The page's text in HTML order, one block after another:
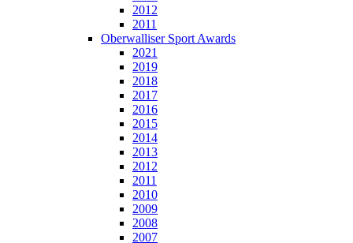
2012
2011
Oberwalliser Sport Awards
2021
2019
2018
2017
2016
2015
2014
2013
2012
2011
2010
2009
2008
2007